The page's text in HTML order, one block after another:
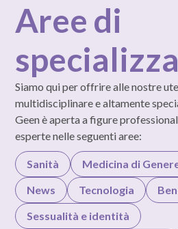
Aree di
Siamo qui per offrire alle nostre
multidisciplinare e altamente
Geen è aperta a figure
esperte nelle seguenti aree:
Sanità Medicina di
News
Tecnologia
Sessualità e identità